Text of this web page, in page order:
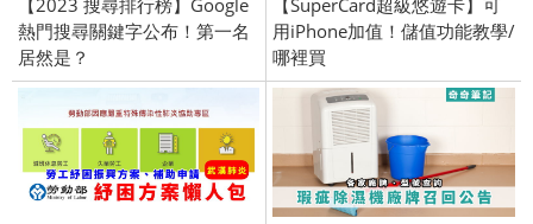
【2023 搜尋排行榜】Google
熱門搜尋關鍵字公布！第一名
居然是？
【SuperCard超級悠遊卡】可
用iPhone加值！儲值功能教學/
哪裡買